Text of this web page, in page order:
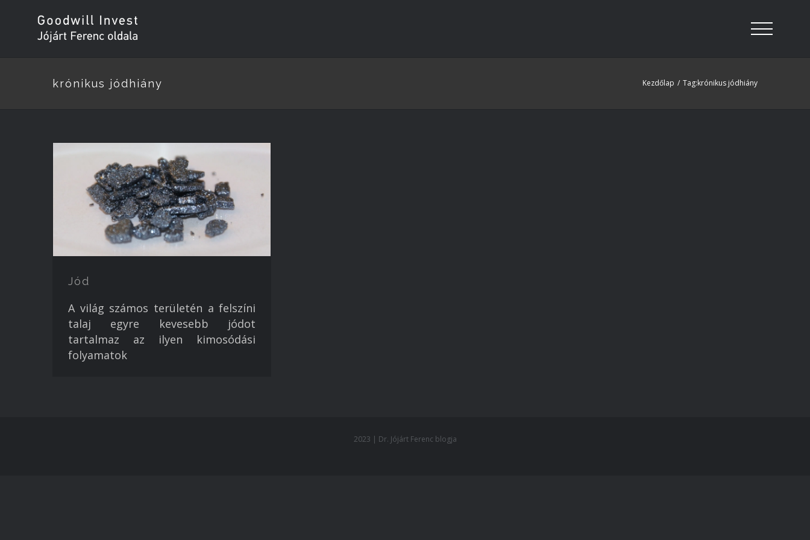
krónikus jódhiány Kezdőlap / Tag:krónikus jódhiány
Jód
A világ számos területén a felszíni
talaj egyre kevesebb jódot
tartalmaz az ilyen kimosódási
folyamatok
2023 | Dr. Jójárt Ferenc blogja